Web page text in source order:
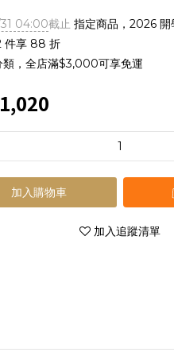
04:00截止 指定商品，2026 開
件享 88 折
類，全店滿$3,000可享免運
加入購物車
加入追蹤清單